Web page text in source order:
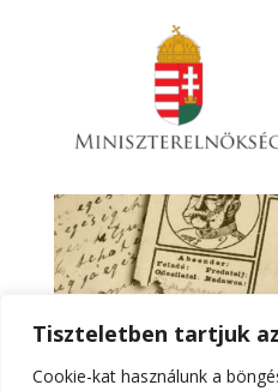
Tiszteletben tartjuk
Cookie-kat használunk a